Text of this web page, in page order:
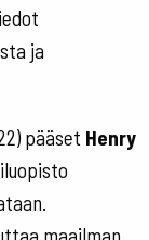
ja
pääset Henry
maailman